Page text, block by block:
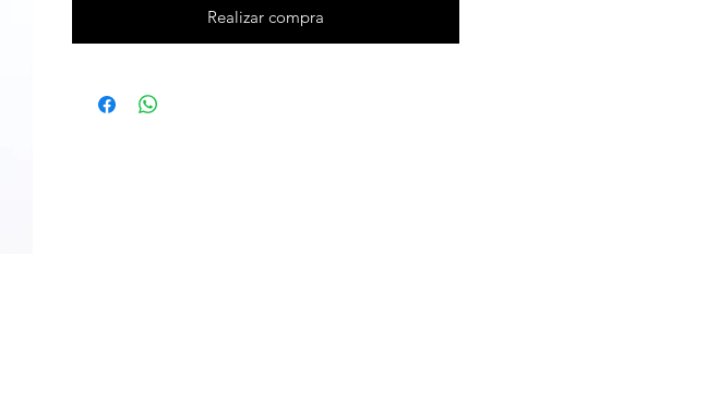
Realizar compra